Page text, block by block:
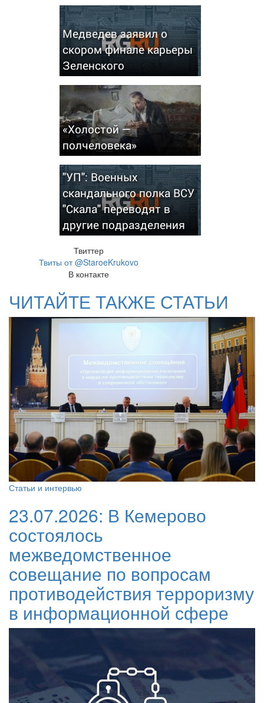
Медведев заявил о
скором финале карьеры
Зеленского
«Холостой —
полчеловека»
"УП": Военных
скандального полка ВСУ
"Скала" переводят в
другие подразделения
Твиттер
Твиты от @StaroeKrukovo
В контакте
ЧИТАЙТЕ ТАКЖЕ СТАТЬИ
Статьи и интервью
23.07.2026: В Кемерово
состоялось
межведомственное
совещание по вопросам
противодействия терроризму
в информационной сфере